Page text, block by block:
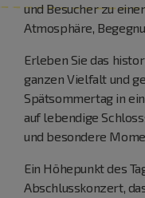
und Besucher zu
Atmosphäre,
Erleben Sie das
ganzen Vielfalt und
Spätsommertag in
auf lebendige
und besondere
Ein Höhepunkt des
Abschlusskonzert,